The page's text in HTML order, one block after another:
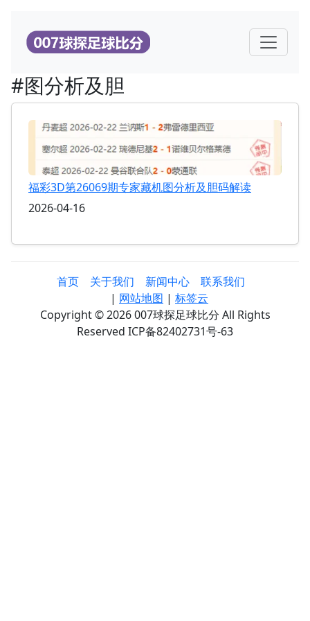
#图分析及胆
福彩3D第26069期专家藏机图分析及胆码解读
2026-04-16
首页 关于我们 新闻中心
联系我们
| 网站地图 | 标签云
Copyright © 2026 007球探足球比分 All Rights
Reserved ICP备82402731号-63